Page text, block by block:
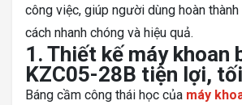
công việc, giúp người dùng hoàn
cách nhanh chóng và hiệu quả.
1. Thiết kế máy khoan
KZC05-28B tiện lợi,
Báng cầm công thái học của máy